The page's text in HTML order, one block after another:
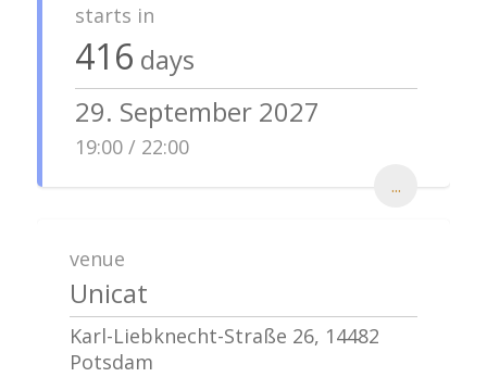
starts in
416 days
29. September 2027
19:00 / 22:00
...
venue
Unicat
Karl-Liebknecht-Straße 26, 14482
Potsdam